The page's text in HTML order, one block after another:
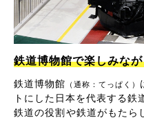
鉄道博物館で楽しみな
鉄道博物館 （通称：てっぱく）
トにした日本を代表する鉄
鉄道の役割や鉄道がもたら